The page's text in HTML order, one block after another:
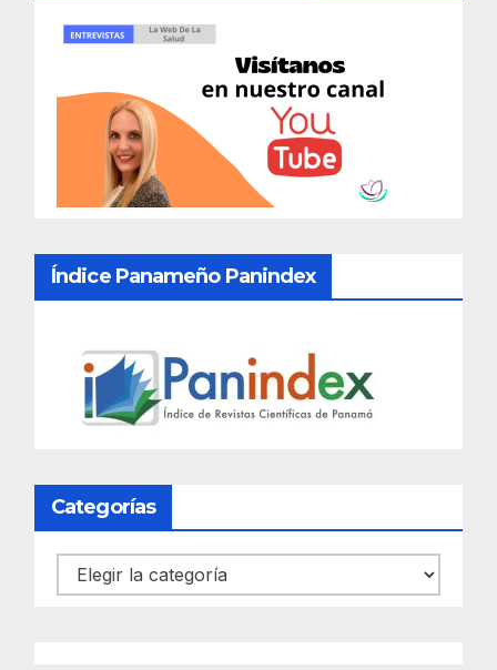
Índice Panameño Panindex
Categorías
Categorías